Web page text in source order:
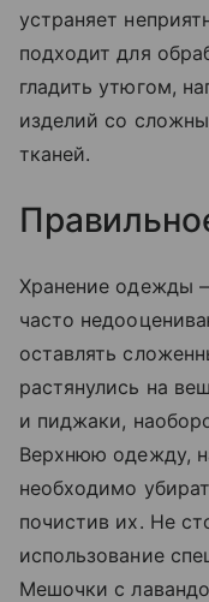
устраняет
подходит для
гладить утюгом,
изделий со
тканей.
Хранение одежды
часто
оставлять
растянулись на
и пиджаки,
Верхнюю одежду,
необходимо
почистив их. Не
использование
Мешочки с